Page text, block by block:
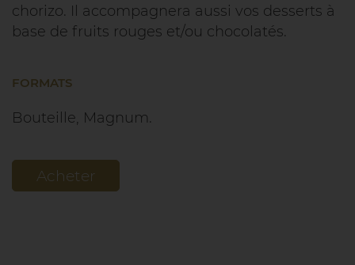
chorizo. Il accompagnera aussi vos desserts à
base de fruits rouges et/ou chocolatés.
FORMATS
Bouteille, Magnum.
Acheter